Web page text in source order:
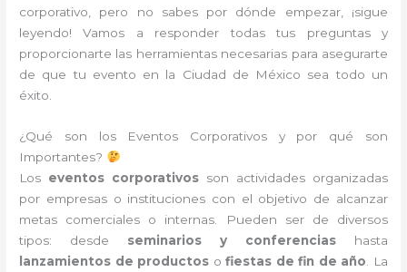
corporativo, pero no sabes por dónde empezar, ¡sigue
leyendo! Vamos a responder todas tus preguntas y
proporcionarte las herramientas necesarias para asegurarte
de que tu evento en la Ciudad de México sea todo un
éxito.
¿Qué son los Eventos Corporativos y por qué son
Importantes?
Los eventos corporativos son actividades organizadas
por empresas o instituciones con el objetivo de alcanzar
metas comerciales o internas. Pueden ser de diversos
tipos: desde seminarios y conferenciashasta
lanzamientos de productos ofiestas de fin de año . La